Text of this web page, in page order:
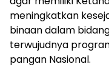
meningkatkan
binaan dalam
terwujudnya
pangan Nasional.